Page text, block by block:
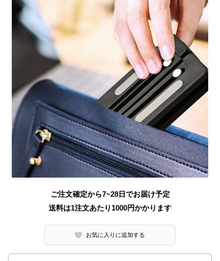
ご注文確定から7~28日でお届け予定
送料は1注文あたり 1000円かかります
お気に入りに追加する